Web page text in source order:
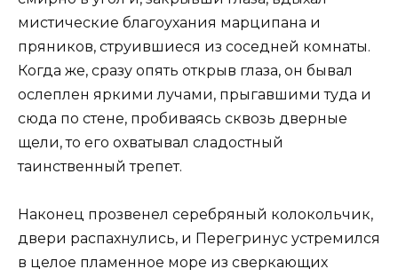
мистические благоухания марципана и
пряников, струившиеся из соседней комнаты.
Когда же, сразу опять открыв глаза, он бывал
ослеплен яркими лучами, прыгавшими туда и
сюда по стене, пробиваясь сквозь дверные
щели, то его охватывал сладостный
таинственный трепет.
Наконец прозвенел серебряный колокольчик,
двери распахнулись, и Перегринус устремился
в целое пламенное море из сверкающих